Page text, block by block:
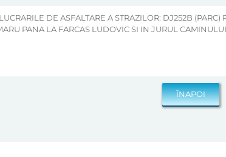
DE ASFALTARE A STRAZILOR: DJ252B
PANA LA FARCAS LUDOVIC SI IN JURUL